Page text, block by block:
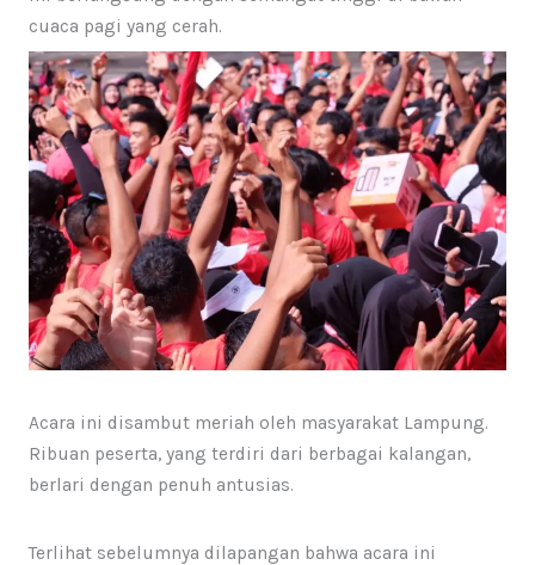
cuaca pagi yang cerah.
Acara ini disambut meriah oleh masyarakat Lampung.
Ribuan peserta, yang terdiri dari berbagai kalangan,
berlari dengan penuh antusias.
Terlihat sebelumnya dilapangan bahwa acara ini